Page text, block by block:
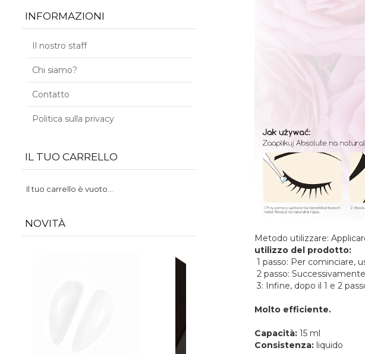
INFORMAZIONI
Il nostro staff
Chi siamo?
Contatto
Politica sulla privacy
IL TUO CARRELLO
Il tuo carrello è vuoto...
NOVITÀ
Metodo utilizzare:
utilizzo del prodotto:
1 passo: Per cominciare,
2 passo:
3: Infine, dopo il 1 e 2
Molto efficiente.
Capacità:15 ml
Consistenza:liquido